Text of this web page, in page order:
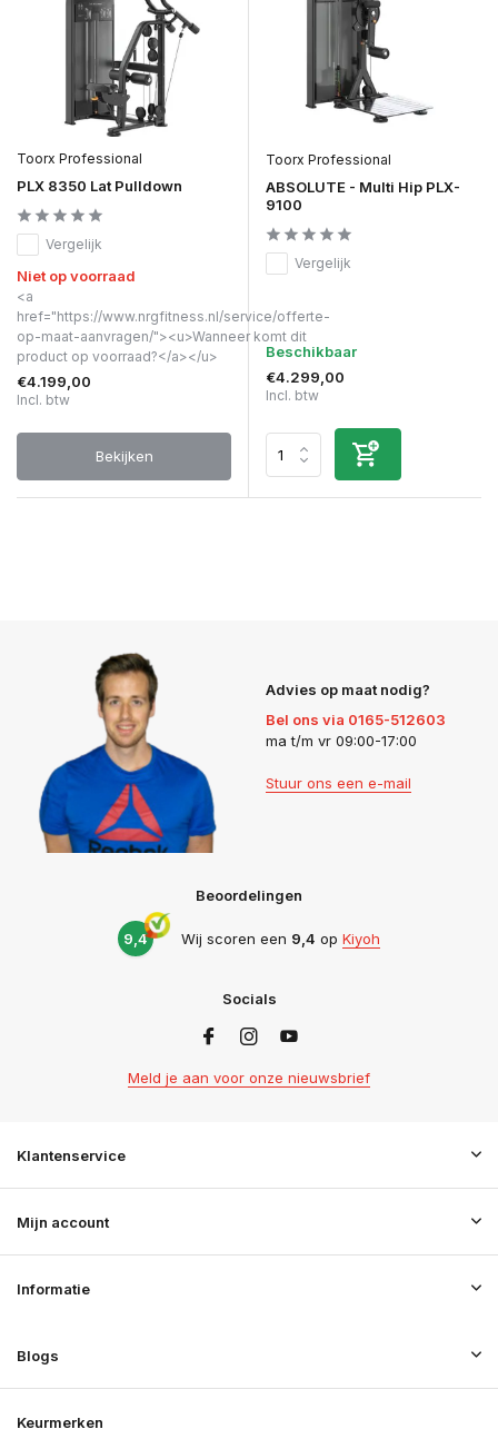
Toorx Professional
PLX 8350 Lat Pulldown
Vergelijk
Niet op voorraad
<a
href="https://www.nrgfitness.nl/service/offerte-
op-maat-aanvragen/"><u>Wanneer komt dit
product op voorraad?</a></u>
€4.199,00
Incl. btw
Bekijken
Toorx Professional
ABSOLUTE - Multi Hip PLX-
9100
Vergelijk
Beschikbaar
€4.299,00
Incl. btw
Advies op maat nodig?
Bel ons via 0165-512603
ma t/m vr 09:00-17:00
Stuur ons een e-mail
Beoordelingen
9,4 Wij scoren een 9,4 op Kiyoh
Socials
Meld je aan voor onze nieuwsbrief
Klantenservice
Mijn account
Informatie
Blogs
Keurmerken